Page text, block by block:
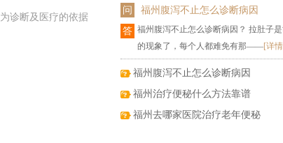
问
福州腹泻不止怎么诊断病因
答 福州腹泻不止怎么诊断病因？ 拉肚子
的现象了，每个人都难免有那——[详
福州腹泻不止怎么诊断病因
福州治疗便秘什么方法靠谱
福州去哪家医院治疗老年便秘
诊断及医疗的依据